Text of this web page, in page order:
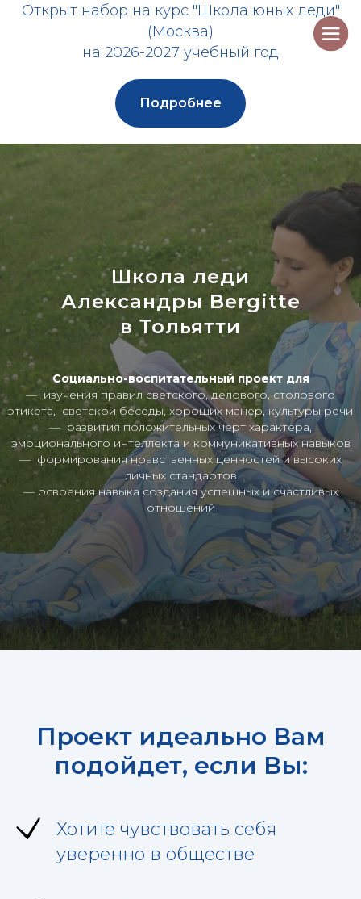
Открыт набор на курс "Школа юных леди"
(Москва)
на 2026-2027 учебный год
Подробнее
Школа леди
Александры Bergitte
в Тольятти
Социально-воспитательный проект для
— изучения правил светского, делового, столового
этикета, светской беседы, хороших манер, культуры речи
— развития положительных черт характера,
эмоционального интеллекта и коммуникативных навыков
— формирования нравственных ценностей и высоких
личных стандартов
— освоения навыка создания успешных и счастливых
отношений
Проект идеально Вам
подойдет, если Вы:
Хотите чувствовать себя
уверенно в обществе